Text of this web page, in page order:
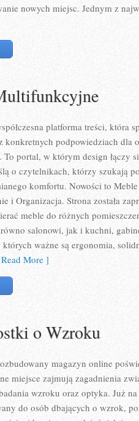
nowych miejsc. Jednym z
platforma treści, która
konkretnych podpowiedziach dla
To portal, w którym design łączy
o czytelnikach, którzy szukają
komfortu. Nowości to
i Organizacja. Strona została
meble do różnych
salonowi, jak i kuchni,
ważne są ergonomia,
More ]
o Wzroku
magazyn online
miejsce zajmują zagadnienia
wzroku oraz optyka. Już
do osób dbających o wzrok,